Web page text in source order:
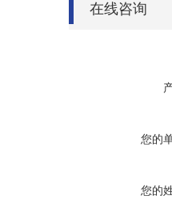
在线咨询
您的
您的